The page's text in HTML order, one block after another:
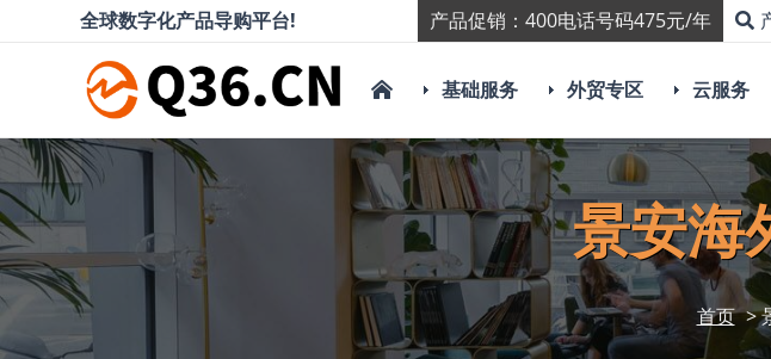
全球数字化产品导购平台! 产品促销：400电话号码475元/年
基础服务 外贸专区 云服务
景安海
首页 >